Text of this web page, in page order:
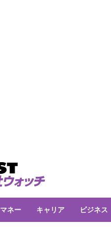
マネー キャリア ビジネス